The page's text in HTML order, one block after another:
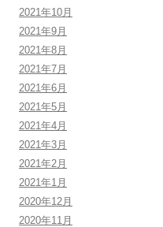
2021年10月
2021年9月
2021年8月
2021年7月
2021年6月
2021年5月
2021年4月
2021年3月
2021年2月
2021年1月
2020年12月
2020年11月